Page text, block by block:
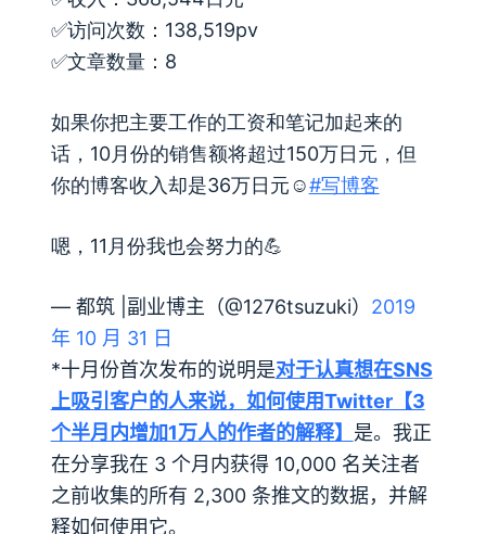
✅访问次数：138,519pv
✅文章数量：8
如果你把主要工作的工资和笔记加起来的
话，10月份的销售额将超过150万日元，但
你的博客收入却是36万日元☺️#写博客
嗯，11月份我也会努力的💪
— 都筑 |副业博主（@1276tsuzuki） 2019
年 10 月 31 日
*十月份首次发布的说明是对于认真想在SNS
上吸引客户的人来说，如何使用Twitter【3
个半月内增加1万人的作者的解释】 是。我正
在分享我在 3 个月内获得 10,000 名关注者
之前收集的所有 2,300 条推文的数据，并解
释如何使用它。